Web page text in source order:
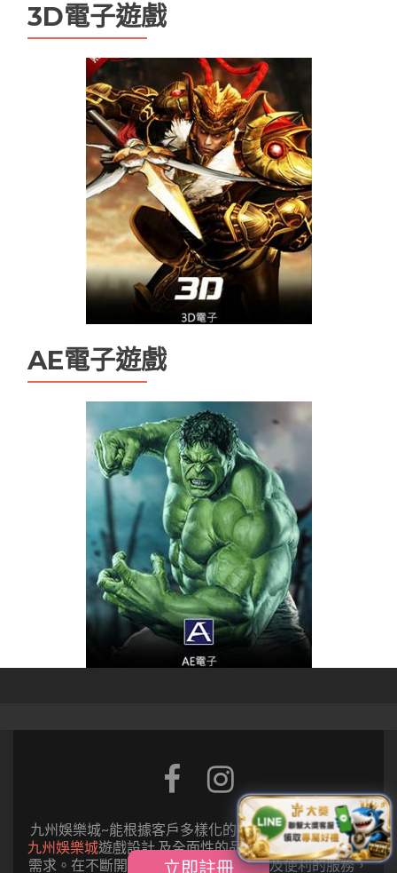
百家樂技巧
百家樂路單 百家樂遊戲
電子老虎機遊戲推薦 魔龍傳奇打法
3D電子遊戲
AE電子遊戲
立即註冊
Facebook
linkInstagram
link
九州娛樂城~能根據客戶多樣化的需求,提供特殊多元的
九州娛樂城遊戲設計 及全面性的品質控管以滿足客戶的
需求。在不斷開發創新中，提供最優質及便利的服務，